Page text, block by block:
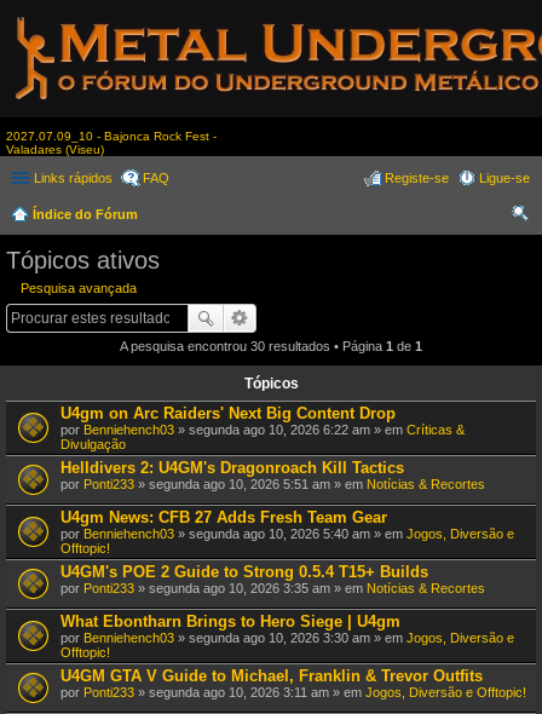
2027.07.09_10 - Bajonca Rock Fest -
Valadares (Viseu)
Links rápidos FAQ Ligue-se
Registe-se
Índice do Fórum
Tópicos ativos
Pesquisa avançada
A pesquisa encontrou 30 resultados • Página 1 de 1
Tópicos
U4gm on Arc Raiders' Next Big Content Drop
por Benniehench03 » segunda ago 10, 2026 6:22 am » em Críticas &
Divulgação
Helldivers 2: U4GM's Dragonroach Kill Tactics
por Ponti233 » segunda ago 10, 2026 5:51 am » em Notícias & Recortes
U4gm News: CFB 27 Adds Fresh Team Gear
por Benniehench03 » segunda ago 10, 2026 5:40 am » em Jogos, Diversão e
Offtopic!
U4GM's POE 2 Guide to Strong 0.5.4 T15+ Builds
por Ponti233 » segunda ago 10, 2026 3:35 am » em Notícias & Recortes
What Ebontharn Brings to Hero Siege | U4gm
por Benniehench03 » segunda ago 10, 2026 3:30 am » em Jogos, Diversão e
Offtopic!
U4GM GTA V Guide to Michael, Franklin & Trevor Outfits
por Ponti233 » segunda ago 10, 2026 3:11 am » em Jogos, Diversão e Offtopic!